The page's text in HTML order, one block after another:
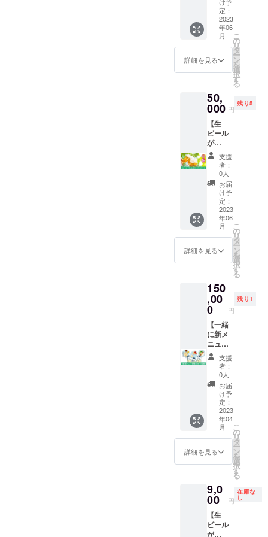
点）
https://
camp-
fire.jp/p
rojects/
view/56
3183 ※
支援に
つき1組
（２名
様ま
で）ご
参加い
ただけ
ます。
※服装自
由 ※用
意する
お茶
（２
種）と
和菓子
は当日
までの
佐久島
までの
交通
費、滞
在費は
ご負担
くださ
い。 ※
雨天・
荒天時
は屋内
での開
催とさ
せてい
ただき
ます。
※支援者
様都合
場合、
ご返金
かねま
す。 ※
を卒業
後、就
職のた
め上
名。
（株）
名鉄グ
ランド
ル 調
理部製
菓係所
属にて
７年間
勤務、
（有）
西洋食
房飯島
屋のパ
ティス
リー部
門やフ
ルーツ
パー
ラーレ
モンで
製造責
務。 そ
の後独
立し、
お客様
の笑顔
を思い
浮かべ
ながら
つくる
オリジ
ナル
ケーキ
やアイ
デア豊
富な
ケー
キ、洋
菓子類
が話題
地に
ファン
が急増
中。
2021年
ス、
キュウ
リ、
ズッ
キー
ぼ
ちゃ、
カ、四
角豆、
サニー
レタ
ス、ブ
ロッコ
リー、
キャベ
ツ、
ピーマ
ン、パ
プリ
カ な
ど ※時
期によ
り野菜
の種類
が異な
りま
藤智農
園（藤
井智
啓）
ファー
マーズ
マー
ケット
や飲食
店、消
費者の
ため安
心安全
な野菜
を栽培
（低農
薬）。
季節ご
との旬
の野菜
するこ
とを心
がけ地
域の
方々に
届けて
は変更
になる
場合が
ありま
に来る
たびに
OLTAが
存在す
る限り
使用で
きま
す。
（海の
家通常
営期間
中・営
業日の
み） ※
グラス
の紛
失・破
ナーを
守った
できな
い場合
などは
権利が
消滅し
ます。
※嘔吐・
悪酔い
とみな
された
場合、
当日の
ビール
の提供
をお断
りさせ
ていた
合、権
利の剥
せてい
ただく
場合が
ござい
ます。
ラスの
使い回
し・複
数人で
のご利
遠慮下
さい。
※写真は
ジで
す。グ
ラスや
ロゴの
デザイ
ンなど
は変更
になる
場合が
ありま
す。 ※
海の家
に来る
たびに
OLTAが
存在す
きま
す。
（海の
家通常
営期間
中・営
業日の
み） ※
グラス
の紛
失・破
損・マ
ナーを
守った
利用が
などは
権利が
※嘔吐・
悪酔い
とみな
された
場合、
金のや
り取り
をしな
がら本
物の海
の家を
体験し
体験が
可能で
す。
（指導
役が１
名つき
ます）
海鮮
BBQ（
大人2人
分）の
食材が
付きま
すの
で、職
から
BBQま
お楽し
みいた
だけま
す。 ※
体験対
象年
齢：小
学３年
～中学
生まで
（当リ
ターン1
支援に
つき1名
まで店
員側の
能） ※
海の家
曜日
10：00
～17：
00まで
の間で
ド』を
贈れる
権利で
す。 1
支援に
つきお
のかき
氷ギフ
ド（合
計97
枚）を
施設に
贈らせ
ていた
だきま
す。 当
権利を
ご支援
いただ
いた方
へのお
返しと
裏面に
以下の
情報を
きま
す。 ①
贈り主
名（個
人名・
法人名
いずれ
も可、
ロゴ挿
入可）
②自由
メッ
セージ
（30文
伝、告
知、子
どもた
ちへの
メッ
家OLTA
で働く
スタッ
フのT
シャツ
にスポ
ンサー
名・団
体名な
どを印
字する
ことが
できま
す。限
定4社の
み。 ロ
ゴデー
タのご
用意が
可能な
場合は
ロゴ
マーク
の印字
スポン
サー
（中）
ご支援
者様は
ご希望
の方に
限り、
海の家
OLTA店
頭にて
チラシ
の設置
（A4サ
イズ以
内300枚
まで）
が可能
考欄に
印字ご
社名
（ロゴ
け予
定：
2023
年06
月
詳細を見る
こ
の
リ
タ
ー
ン
を
選
択
す
る
50,
000 円
残り5
【生
ビール
が
「ずっ
と無
料」に
なるグ
ラス】5
個セッ
ト 当プ
ロジェ
クトで
リ
ニュー
アル
海の家
「OLTA
（オル
タ）」
で、生
ビール
が飲み
放題に
なる
「OLTA
」ロゴ
入りオ
リジナ
ルグラ
ス5個
セット
です。
※グラス
は初回
越し頂
いた際
に店頭
にて直
接お渡
支援
者：
0人
お届
け予
定：
2023
年06
月
詳細を見る
こ
の
リ
タ
ー
ン
を
選
択
す
る
150
,00
0 円
残り1
【一緒
に新メ
ニュー
を考案
＆命名
できる
権利】
ニュー
アル
オープ
ンする
海の家
で販売
する飲
ニュー
を一緒
に考案
するこ
とがで
支援
者：
0人
お届
け予
定：
2023
年04
月
詳細を見る
こ
の
リ
タ
ー
ン
を
選
択
す
る
9,0
00 円
在庫な
し
【生
ビール
が